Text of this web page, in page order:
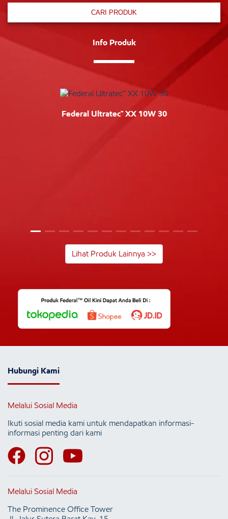
CARI PRODUK
Info Produk
Federal Ultratec™ XX 10W 30
Lihat Produk Lainnya >>
Hubungi Kami
Melalui Sosial Media
Ikuti sosial media kami untuk mendapatkan informasi-
informasi penting dari kami
Melalui Sosial Media
The Prominence Office Tower